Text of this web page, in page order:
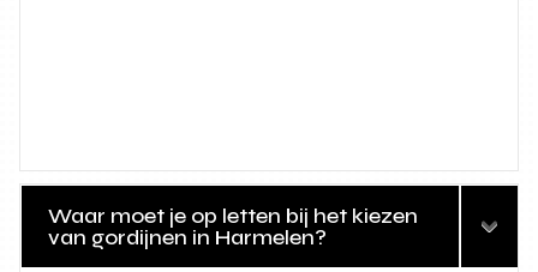
Waar moet je op letten bij het kiezen
van gordijnen in Harmelen?